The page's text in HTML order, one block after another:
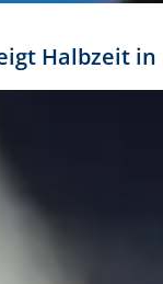
Halbzeit